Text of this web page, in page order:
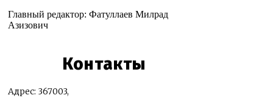
Главный редактор: Фатуллаев Милрад
Азизович
Контакты
Адрес: 367003,